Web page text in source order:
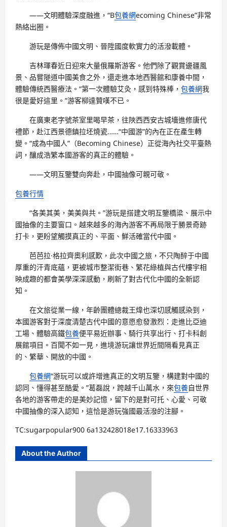
——文明體驗深度融進，“B包養網ecoming Chinese”非常
熱絡出圈。
游玩是傳佈中國文明、晉陞國度軟實力的活潑載體。
吉林琿春近日迎來大量俄羅斯游客。他們除了觀賞邊疆風
景、品嘗隧道中國美食之外，還走進本地西醫館和康養中間，
體驗傳統西醫療法。“第一次體驗艾灸，感到特殊棒， 包養網我
很是愛好這里。”游客柳達贊嘆不已。
在廣東老字號茶室里喝早茶，往陜西西安古城墻進修唐代
禮節，赴江西景德鎮拉坯燒瓷……“中國游”的內在正在產生轉
變。“成為中國人”（Becoming Chinese）正從海內社交平臺熱
詞，釀成浩繁本國游客的真正的體驗。
——文明互鑒雙向奔赴，中國抽像可親可敬。
包養行情
“各美其美，美美與共。”游玩是搭建文明互鑒橋梁、展示中
國抽像的主要窗口。越來越多的海內游客不再局限于勝景奇跡
打卡，更盼望觸摸真正的、平面、鮮活確當代中國。
芭芭拉·格拉齊奧利感歎，此次中國之旅，不只陶醉于中國
厚重的汗青底蘊，更被城市整潔街巷、繁花綠植與古代樓宇相
映成趣的都會美學深深感動，刷新了對古代化中國的全新認
知。
在文旅從業一線，年齡團體總裁王煒也深切感觸感染到，
本國游客對于深度清楚古代中國的意愿愈發激烈：走進比亞迪
工場、體驗高鐵包養便平易近辦事、騎行共享出行、打卡科創
展館項目。百聞不如一見，進境游玩讓世界近間隔看見真正
的、繁華、開放的中國。
包養網“游玩可以或許增進真正的文明互鑒，構建對中國的
認同、懂得甚至酷愛。”葛磊說，跨越千山萬水，來包養自世界
各地的游客帶走的是美妙記憶，留下的是對可托、心愛、可敬
中國抽像的深入認知，這恰是游玩強國最活潑的注腳。
TC:sugarpopular900 6a132428018e17.16333963
About the Author